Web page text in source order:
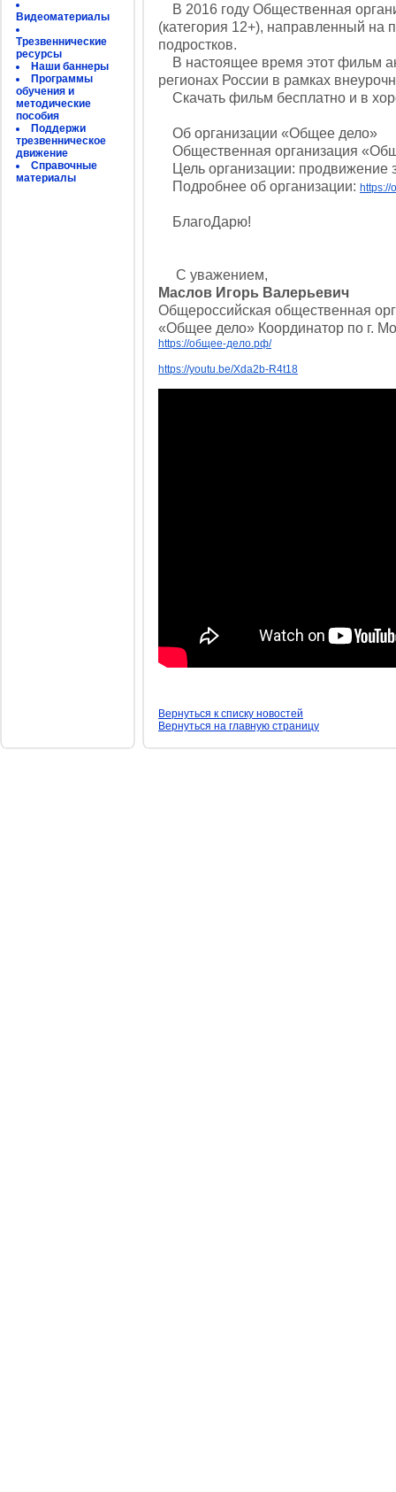
Видеоматериалы
Трезвеннические
ресурсы
Наши баннеры
Программы
обучения и
методические
пособия
Поддержи
трезвенническое
движение
Справочные
материалы
В 2016 году Общественная
(категория 12+), направленный на
подростков.
В настоящее время этот фильм
регионах России в рамках
Скачать фильм бесплатно и в
Об организации «Общее дело»
Общественная организация
Цель организации: продвижение
Подробнее об организации:
БлагоДарю!
С уважением,
Маслов Игорь Валерьевич
Общероссийская общественная
«Общее дело» Координатор по г.
https://общее-дело.рф/
https://youtu.be/Xda2b-R4t18
Вернуться к списку новостей
Вернуться на главную страницу